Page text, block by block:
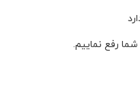
شما رفع نماییم.